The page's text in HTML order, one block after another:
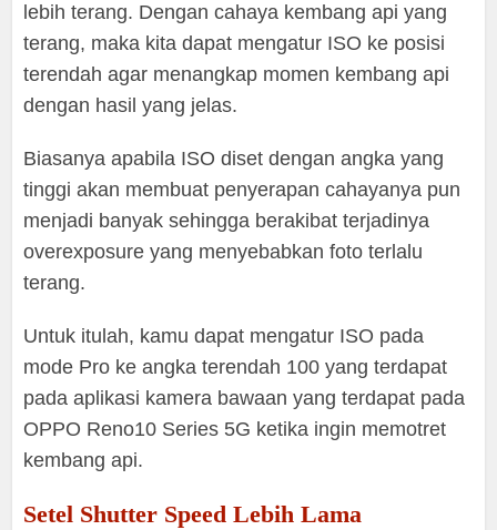
lebih terang. Dengan cahaya kembang api yang
terang, maka kita dapat mengatur ISO ke posisi
terendah agar menangkap momen kembang api
dengan hasil yang jelas.
Biasanya apabila ISO diset dengan angka yang
tinggi akan membuat penyerapan cahayanya pun
menjadi banyak sehingga berakibat terjadinya
overexposure yang menyebabkan foto terlalu
terang.
Untuk itulah, kamu dapat mengatur ISO pada
mode Pro ke angka terendah 100 yang terdapat
pada aplikasi kamera bawaan yang terdapat pada
OPPO Reno10 Series 5G ketika ingin memotret
kembang api.
Setel Shutter Speed Lebih Lama